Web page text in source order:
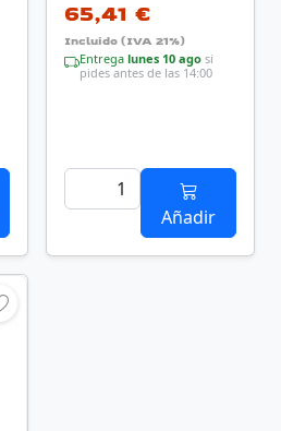
65,41 €
Incluido (IVA 21%)
Entrega lunes 10 ago si
pides antes de las 14:00
Añadir